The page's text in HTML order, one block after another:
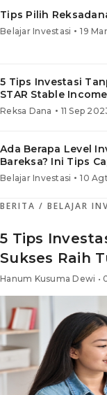
Tips Pilih
Belajar Investasi • 19
5 Tips Investasi
STAR Stable
Reksa Dana • 11 Sep
Ada Berapa Level
Bareksa? Ini Tips
Belajar Investasi • 10
BERITA / BELAJAR
5 Tips
Sukses Raih
Hanum Kusuma Dewi •